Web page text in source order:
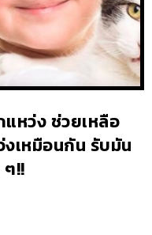
หว่ง ช่วยเหลือ
เหมือนกัน รับมัน
!!